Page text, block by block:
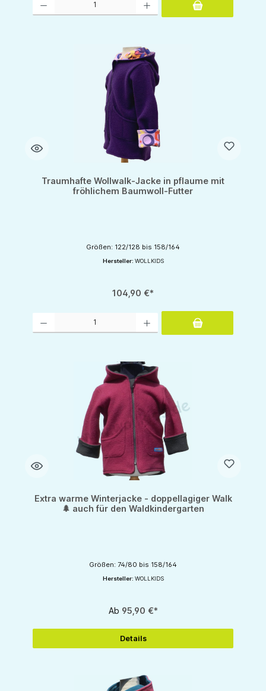
Traumhafte Wollwalk-Jacke in pflaume mit
fröhlichem Baumwoll-Futter
Größen: 122/128 bis 158/164
Hersteller: WOLLKIDS
104,90 €*
Extra warme Winterjacke - doppellagiger Walk
🌲 auch für den Waldkindergarten
Größen: 74/80 bis 158/164
Hersteller: WOLLKIDS
Ab 95,90 €*
Details